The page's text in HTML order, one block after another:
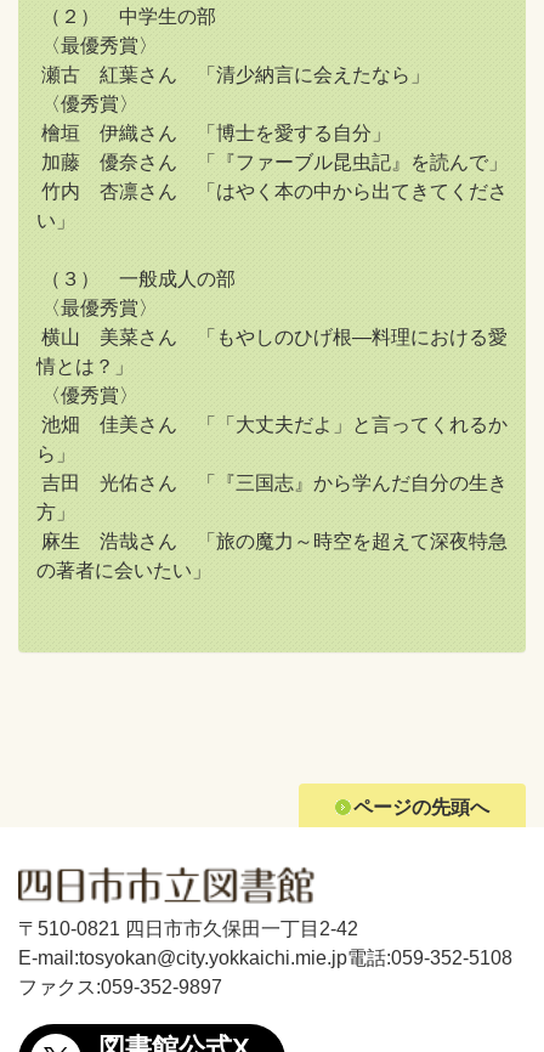
（２） 中学生の部
〈最優秀賞〉
瀬古 紅葉さん 「清少納言に会えたなら」
〈優秀賞〉
檜垣 伊織さん 「博士を愛する自分」
加藤 優奈さん 「『ファーブル昆虫記』を読んで」
竹内 杏凛さん 「はやく本の中から出てきてくださ
い」
（３） 一般成人の部
〈最優秀賞〉
横山 美菜さん 「もやしのひげ根―料理における愛
情とは？」
〈優秀賞〉
池畑 佳美さん 「「大丈夫だよ」と言ってくれるか
ら」
吉田 光佑さん 「『三国志』から学んだ自分の生き
方」
麻生 浩哉さん 「旅の魔力～時空を超えて深夜特急
の著者に会いたい」
ページの先頭へ
〒510-0821 四日市市久保田一丁目2-42
E-mail:tosyokan@city.yokkaichi.mie.jp電話:059-352-5108
ファクス:059-352-9897